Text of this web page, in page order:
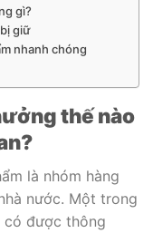
gì?
giữ
nhanh chóng
thế nào
là nhóm hàng
nước. Một trong
có được thông